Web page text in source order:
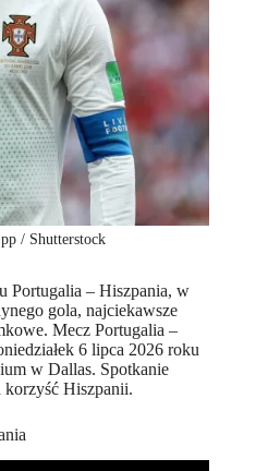
/ Shutterstock
Portugalia – Hiszpania, w
gola, najciekawsze
Mecz Portugalia –
6 lipca 2026 roku
w Dallas. Spotkanie
korzyść Hiszpanii.